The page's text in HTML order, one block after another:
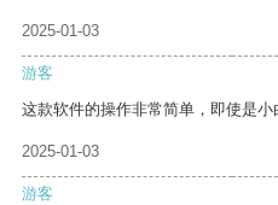
2025-01-03
游客
这款软件的操作非常简单，即使是小
2025-01-03
游客